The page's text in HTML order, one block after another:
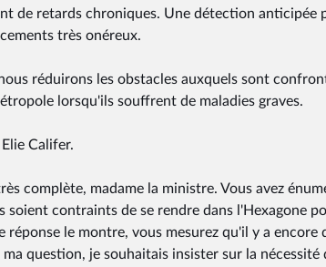
de retards chroniques. Une détection anticipée
très onéreux.
réduirons les obstacles auxquels sont
lorsqu'ils souffrent de maladies graves.
Califer.
complète, madame la ministre. Vous avez
soient contraints de se rendre dans l'Hexagone
le montre, vous mesurez qu'il y a
question, je souhaitais insister sur la